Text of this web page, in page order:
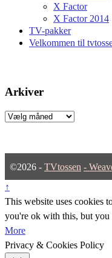
X Factor
X Factor 2014
TV-pakker
Velkommen til
Arkiver
Arkiver
©2026 - TVtossen -
↑
This website uses cookies
you're ok with this, but
More
Privacy & Cookies Policy